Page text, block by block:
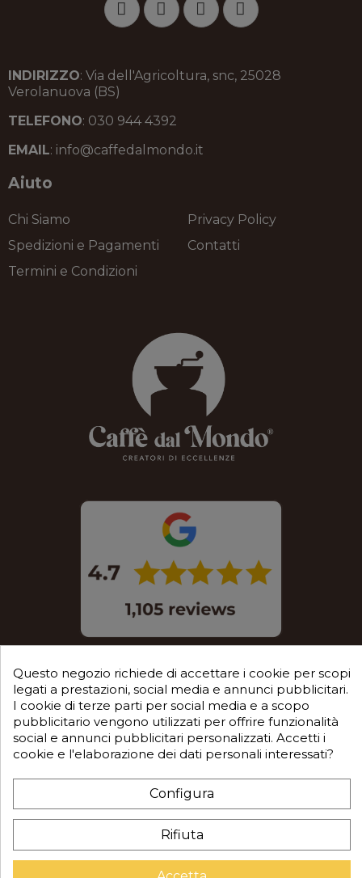
INDIRIZZO: Via dell'Agricoltura, snc, 25028
Verolanuova (BS)
TELEFONO: 030 944 4392
EMAIL: info@caffedalmondo.it
Aiuto
Chi Siamo
Spedizioni e Pagamenti
Termini e Condizioni
Privacy Policy
Contatti
© 2025 Mec S.r.l. tutti i diritti sono riservati
Sede legale in Via Castagnari 5/A – Poncarale (BS) –
25020
P.IVA / C.F. / R.I. di Brescia n.03223310982
Capitale sociale ver. € 35.000
Questo negozio richiede di accettare i cookie per scopi
legati a prestazioni, social media e annunci pubblicitari.
I cookie di terze parti per social media e a scopo
pubblicitario vengono utilizzati per offrire funzionalità
social e annunci pubblicitari personalizzati. Accetti i
cookie e l'elaborazione dei dati personali interessati?
Configura
Rifiuta